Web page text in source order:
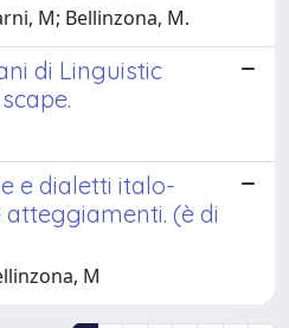
M; Bellinzona, M.
di Linguistic
e dialetti italo-
atteggiamenti. (è di
M